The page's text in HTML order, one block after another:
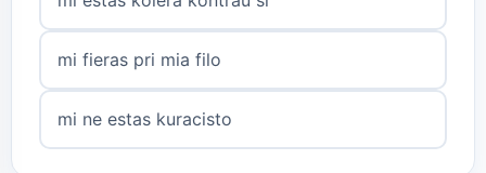
mi fieras pri mia filo
mi ne estas kuracisto